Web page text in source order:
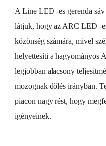
A Line LED -es gerenda
látjuk, hogy az ARC LED -
közönség számára, mivel
helyettesíti a hagyományos
legjobban alacsony
mozognak dőlés irányban.
piacon nagy rést, hogy
igényeinek.